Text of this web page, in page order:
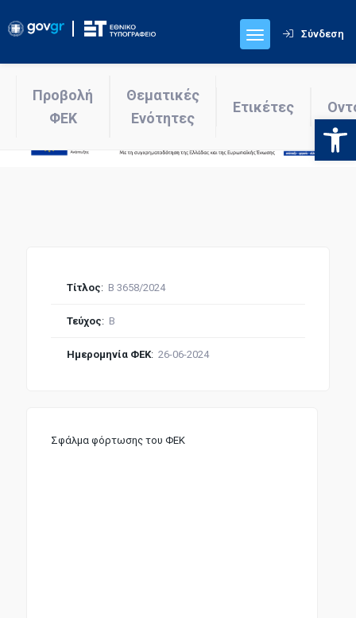
Σύνδεση
Προβολή
ΦΕΚ
Θεματικές
Ενότητες
Ετικέτες
Σφάλμα φόρτωσης του ΦΕΚ
Τίτλος: Β 3658/2024
Τεύχος: Β
Ημερομηνία ΦΕΚ: 26-06-2024